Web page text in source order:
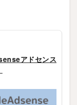
アドセンス